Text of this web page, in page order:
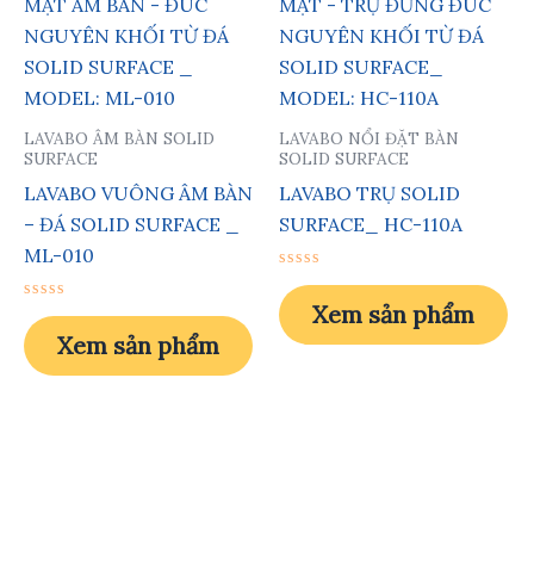
LAVABO ÂM BÀN SOLID
SURFACE
LAVABO VUÔNG ÂM BÀN
– ĐÁ SOLID SURFACE _
ML-010
Được
xếp
hạng
0
5
Xem sản phẩm
LAVABO NỔI ĐẶT BÀN
SOLID SURFACE
LAVABO TRỤ SOLID
SURFACE_ HC-110A
Được
xếp
hạng
0
5
Xem sản phẩm